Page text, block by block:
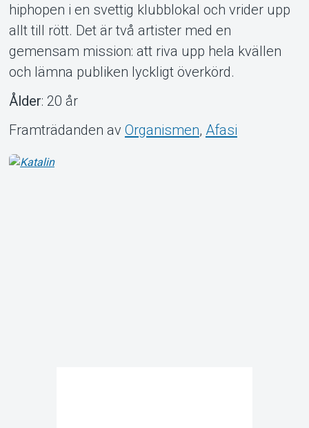
hiphopen i en svettig klubblokal och vrider upp
allt till rött. Det är två artister med en
gemensam mission: att riva upp hela kvällen
och lämna publiken lyckligt överkörd.
Ålder: 20 år
Framträdanden av Organismen, Afasi